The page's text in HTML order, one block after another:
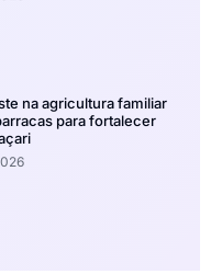
na agricultura familiar
para fortalecer